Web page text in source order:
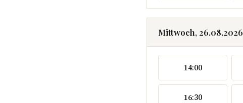
Mittwoch, 26.08.2026
14:00
16:30